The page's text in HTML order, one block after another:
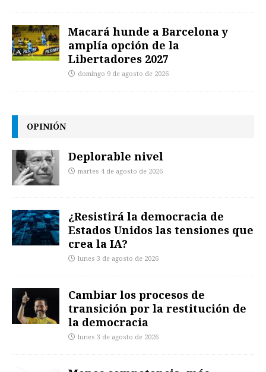
Macará hunde a Barcelona y
amplía opción de la
Libertadores 2027
domingo 9 de agosto de 2026
OPINIÓN
Deplorable nivel
martes 4 de agosto de 2026
¿Resistirá la democracia de
Estados Unidos las tensiones que
crea la IA?
lunes 3 de agosto de 2026
Cambiar los procesos de
transición por la restitución de
la democracia
lunes 3 de agosto de 2026